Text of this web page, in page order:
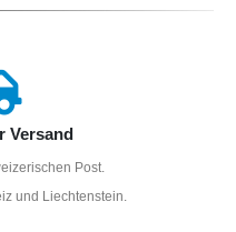
Versand
Post.
und Liechtenstein.